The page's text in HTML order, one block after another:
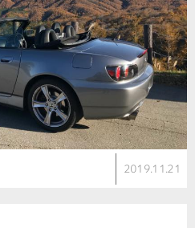
2019.11.21